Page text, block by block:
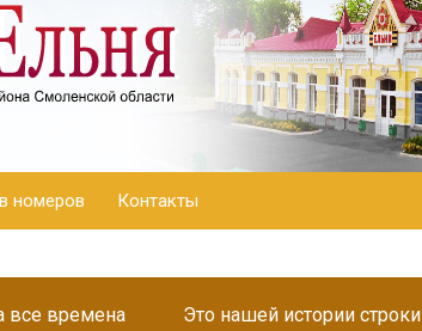
номеров Контакты
все времена Это нашей истории строки